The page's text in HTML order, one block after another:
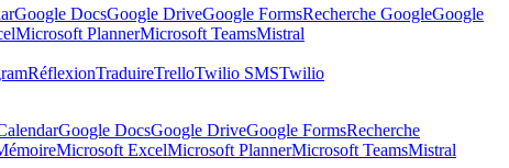
Google DocsGoogle DriveGoogle FormsRecherche GoogleGoogle
Microsoft PlannerMicrosoft TeamsMistral
RéflexionTraduireTrelloTwilio SMSTwilio
Google DocsGoogle DriveGoogle FormsRecherche
Microsoft ExcelMicrosoft PlannerMicrosoft TeamsMistral